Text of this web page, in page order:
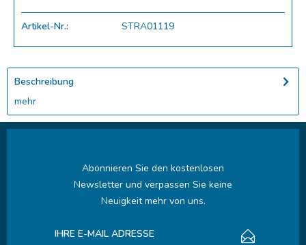
Artikel-Nr.: STRA01119
Beschreibung
mehr
Abonnieren Sie den kostenlosen
Newsletter und verpassen Sie keine
Neuigkeit mehr von uns.